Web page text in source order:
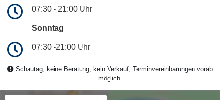
07:30 - 21:00 Uhr
Sonntag
07:30 -21:00 Uhr
Schautag, keine Beratung, kein Verkauf, Terminvereinbarungen vorab
möglich.